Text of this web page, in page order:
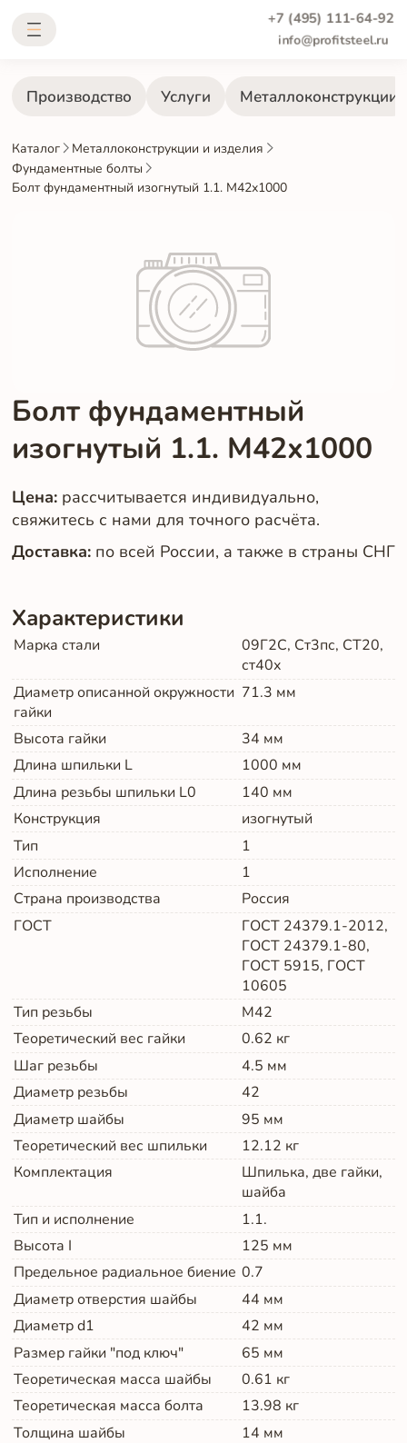
+7 (495) 111-64-92
info@profitsteel.ru
Производство Услуги Металлоконструкции
Каталог
Металлоконструкции и изделия
Фундаментные болты
Болт фундаментный изогнутый 1.1. М42х1000
Болт фундаментный
изогнутый 1.1. М42х1000
Цена: рассчитывается индивидуально,
свяжитесь с нами для точного расчёта.
Доставка: по всей России, а также в страны СНГ
Характеристики
Марка стали
09Г2С, Ст3пс, СТ20,
ст40х
Диаметр описанной окружности
гайки
71.3 мм
Высота гайки 34 мм
Длина шпильки L
1000 мм
Длина резьбы шпильки L0
140 мм
Конструкция
изогнутый
Тип
1
Исполнение
1
Страна производства
Россия
ГОСТ
ГОСТ 24379.1-2012,
ГОСТ 24379.1-80,
ГОСТ 5915, ГОСТ
10605
Тип резьбы
М42
Теоретический вес гайки
0.62 кг
Шаг резьбы
4.5 мм
Диаметр резьбы
42
Диаметр шайбы
95 мм
Теоретический вес шпильки
12.12 кг
Комплектация
Шпилька, две гайки,
шайба
Тип и исполнение
1.1.
Высота I
125 мм
Предельное радиальное биение 0.7
Диаметр отверстия шайбы
44 мм
Диаметр d1
42 мм
Размер гайки "под ключ"
65 мм
Теоретическая масса шайбы
0.61 кг
Теоретическая масса болта
13.98 кг
Толщина шайбы
14 мм